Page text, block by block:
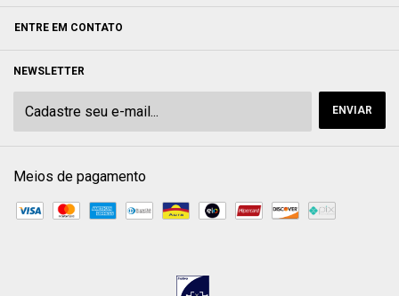
ENTRE EM CONTATO
NEWSLETTER
Meios de pagamento